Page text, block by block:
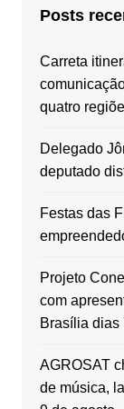
Posts
Carreta
quatro
Delegado
deputado
Festas das
Projeto
com
Brasília dias
AGROSAT
de música,